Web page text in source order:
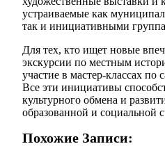
устраиваемые как
так и инициативными
Для тех, кто ищет новые
экскурсии по местным
участие в мастер-классах по
Все эти инициативы
культурного обмена и
образованной и социальной
Похожие Записи: